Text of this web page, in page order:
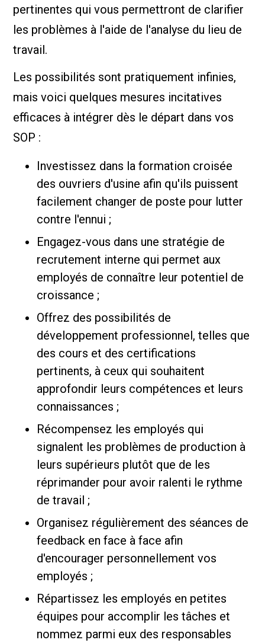
pertinentes qui vous permettront de clarifier
les problèmes à l'aide de l'analyse du lieu de
travail.
Les possibilités sont pratiquement infinies,
mais voici quelques mesures incitatives
efficaces à intégrer dès le départ dans vos
SOP :
Investissez dans la formation croisée
des ouvriers d'usine afin qu'ils puissent
facilement changer de poste pour lutter
contre l'ennui ;
Engagez-vous dans une stratégie de
recrutement interne qui permet aux
employés de connaître leur potentiel de
croissance ;
Offrez des possibilités de
développement professionnel, telles que
des cours et des certifications
pertinents, à ceux qui souhaitent
approfondir leurs compétences et leurs
connaissances ;
Récompensez les employés qui
signalent les problèmes de production à
leurs supérieurs plutôt que de les
réprimander pour avoir ralenti le rythme
de travail ;
Organisez régulièrement des séances de
feedback en face à face afin
d'encourager personnellement vos
employés ;
Répartissez les employés en petites
équipes pour accomplir les tâches et
nommez parmi eux des responsables